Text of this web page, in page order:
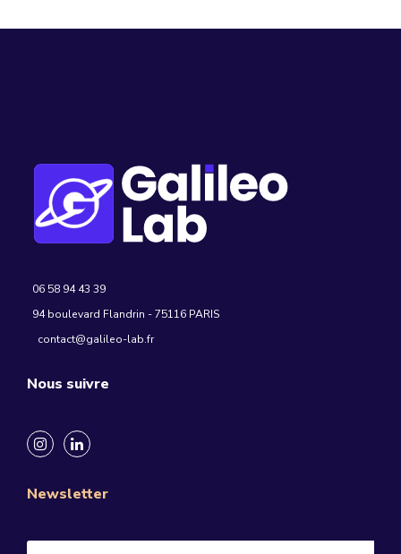
06 58 94 43 39
94 boulevard Flandrin - 75116 PARIS
contact@galileo-lab.fr
Nous suivre
Newsletter